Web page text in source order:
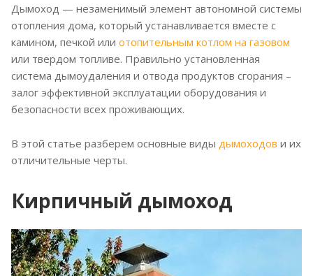
Дымоход — незаменимый элемент автономной системы
отопления дома, который устанавливается вместе с
камином, печкой или отопительным котлом на газовом
или твердом топливе. Правильно установленная
система дымоудаления и отвода продуктов сгорания –
залог эффективной эксплуатации оборудования и
безопасности всех проживающих.
В этой статье разберем основные виды дымоходов и их
отличительные черты.
Кирпичный дымоход